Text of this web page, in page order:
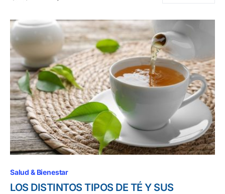
Salud & Bienestar
LOS DISTINTOS TIPOS DE TÉ Y SUS